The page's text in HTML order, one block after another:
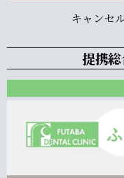
キャンセ
提携